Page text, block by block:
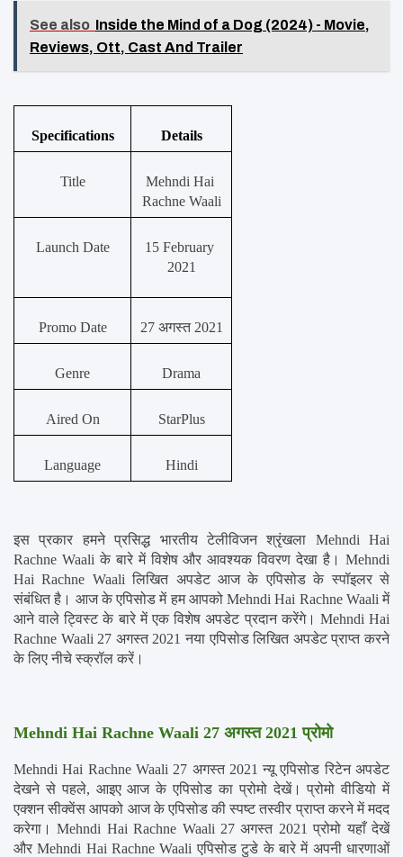
See also Inside the Mind of a Dog (2024) - Movie,
Reviews, Ott, Cast And Trailer
Specifications Details
Title
Mehndi Hai
Rachne Waali
Launch Date
15 February
2021
Promo Date 27 अगस्त 2021
Genre Drama
Aired On StarPlus
Language Hindi
इस प्रकार हमने प्रसिद्ध भारतीय टेलीविजन श्रृंखला Mehndi Hai
Rachne Waali के बारे में विशेष और आवश्यक विवरण देखा है। Mehndi
Hai Rachne Waali लिखित अपडेट आज के एपिसोड के स्पॉइलर से
संबंधित है। आज के एपिसोड में हम आपको Mehndi Hai Rachne Waali में
आने वाले ट्विस्ट के बारे में एक विशेष अपडेट प्रदान करेंगे। Mehndi Hai
Rachne Waali 27 अगस्त 2021 नया एपिसोड लिखित अपडेट प्राप्त करने
के लिए नीचे स्क्रॉल करें।
Mehndi Hai Rachne Waali 27 अगस्त 2021 प्रोमो
Mehndi Hai Rachne Waali 27 अगस्त 2021 न्यू एपिसोड रिटेन अपडेट
देखने से पहले, आइए आज के एपिसोड का प्रोमो देखें। प्रोमो वीडियो में
एक्शन सीक्वेंस आपको आज के एपिसोड की स्पष्ट तस्वीर प्राप्त करने में मदद
करेगा। Mehndi Hai Rachne Waali 27 अगस्त 2021 प्रोमो यहाँ देखें
और Mehndi Hai Rachne Waali एपिसोड टुडे के बारे में अपनी धारणाओं